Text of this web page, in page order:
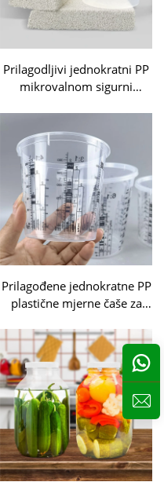
Prilagodljivi jednokratni PP
mikrovalnom sigurni
Prilagođene jednokratne PP
plastične mjerne čaše za
tekućina